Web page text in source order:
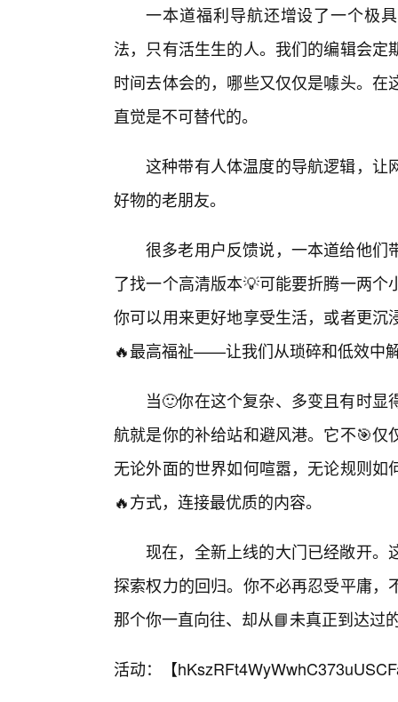
一本道福利导航还增设了一个极
法，只有活生生的人。我们的编辑会
时间去体会的，哪些又仅仅是噱头。
直觉是不可替代的。
这种带有人体温度的导航逻辑，让
好物的老朋友。
很多老用户反馈说，一本道给他们
了找一个高清版本💡可能要折腾一两
你可以用来更好地享受生活，或者更
🔥最高福祉——让我们从琐碎和低效中
当🙂你在这个复杂、多变且有时
航就是你的补给站和避风港。它不🎯
无论外面的世界如何喧嚣，无论规则
🔥方式，连接最优质的内容。
现在，全新上线的大门已经敞开。
探索权力的回归。你不必再忍受平庸
那个你一直向往、却从📘未真正到达过
活动：【